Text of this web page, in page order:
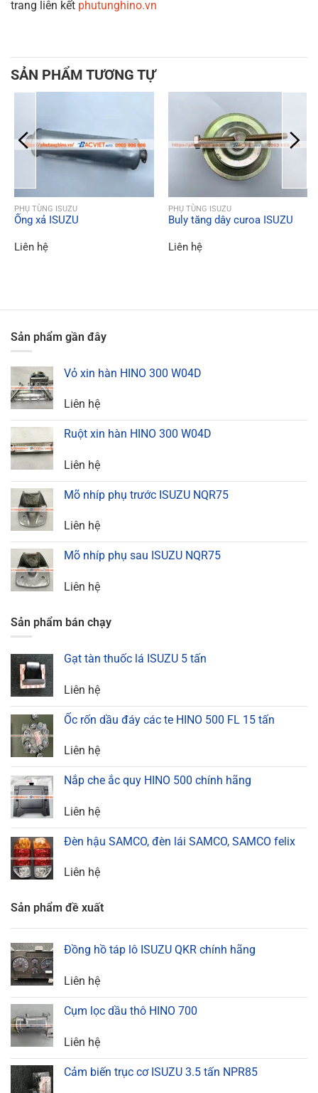
trang liên kết phutunghino.vn
SẢN PHẨM TƯƠNG TỰ
QUICK VIEW
PHỤ TÙNG ISUZU
Ống xả ISUZU
Liên hệ
QUICK VIEW
PHỤ TÙNG ISUZU
Buly tăng dây curoa ISUZU
Liên hệ
Sản phẩm gần đây
Vỏ xin hàn HINO 300 W04D
Liên hệ
Ruột xin hàn HINO 300 W04D
Liên hệ
Mõ nhíp phụ trước ISUZU NQR75
Liên hệ
Mõ nhíp phụ sau ISUZU NQR75
Liên hệ
Sản phẩm bán chạy
Gạt tàn thuốc lá ISUZU 5 tấn
Liên hệ
Ốc rốn dầu đáy các te HINO 500 FL 15 tấn
Liên hệ
Nắp che ắc quy HINO 500 chính hãng
Liên hệ
Đèn hậu SAMCO, đèn lái SAMCO, SAMCO felix
Liên hệ
Sản phẩm đề xuất
Đồng hồ táp lô ISUZU QKR chính hãng
Liên hệ
Cụm lọc dầu thô HINO 700
Liên hệ
Cảm biến trục cơ ISUZU 3.5 tấn NPR85